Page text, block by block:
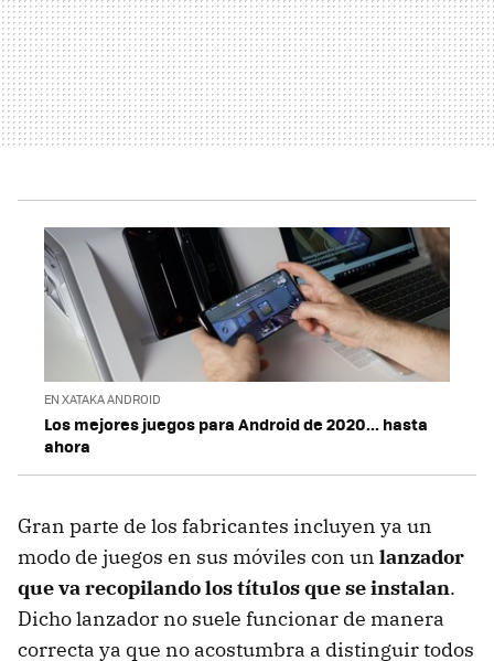
EN XATAKA ANDROID
Los mejores juegos para Android de 2020... hasta
ahora
Gran parte de los fabricantes incluyen ya un
modo de juegos en sus móviles con un lanzador
que va recopilando los títulos que se instalan.
Dicho lanzador no suele funcionar de manera
correcta ya que no acostumbra a distinguir todos